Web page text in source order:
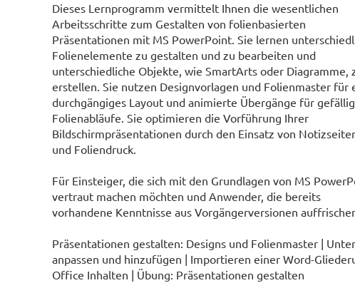
Dieses Lernprogramm vermittelt Ihnen die wesentlichen
Arbeitsschritte zum Gestalten von folienbasierten
Präsentationen mit MS PowerPoint. Sie lernen
Folienelemente zu gestalten und zu bearbeiten und
unterschiedliche Objekte, wie SmartArts oder Diagramme,
erstellen. Sie nutzen Designvorlagen und Folienmaster für
durchgängiges Layout und animierte Übergänge für
Folienabläufe. Sie optimieren die Vorführung Ihrer
Bildschirmpräsentationen durch den Einsatz von
und Foliendruck.
Für Einsteiger, die sich mit den Grundlagen von MS
vertraut machen möchten und Anwender, die bereits
vorhandene Kenntnisse aus Vorgängerversionen
Präsentationen gestalten: Designs und Folienmaster |
anpassen und hinzufügen | Importieren einer Word-
Office Inhalten | Übung: Präsentationen gestalten